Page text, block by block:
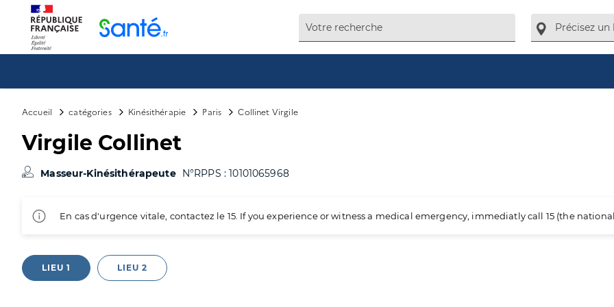
Accueil catégories Kinésithérapie Paris Collinet Virgile
Virgile Collinet
Masseur-Kinésithérapeute N°RPPS : 10101065968
En cas d'urgence vitale, contactez le 15. If you experience or witness a medical emergency, immediatly call 15 (the
LIEU 1 LIEU 2
Panneau de gestion des cookies